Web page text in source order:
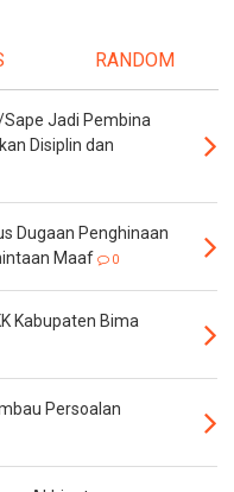
RANDOM
Jadi Pembina
Disiplin dan
Dugaan Penghinaan
Maaf
0
Kabupaten Bima
Persoalan